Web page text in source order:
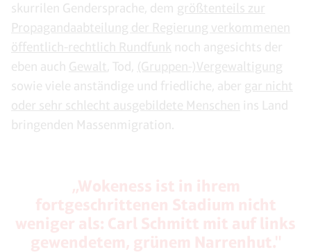
skurrilen Gendersprache, dem größtenteils zur
Propagandaabteilung der Regierung verkommenen
öffentlich-rechtlich Rundfunk noch angesichts der
eben auch Gewalt , Tod, (Gruppen-)Vergewaltigung
sowie viele anständige und friedliche, aber gar nicht
oder sehr schlecht ausgebildete Menschen ins Land
bringenden Massenmigration.